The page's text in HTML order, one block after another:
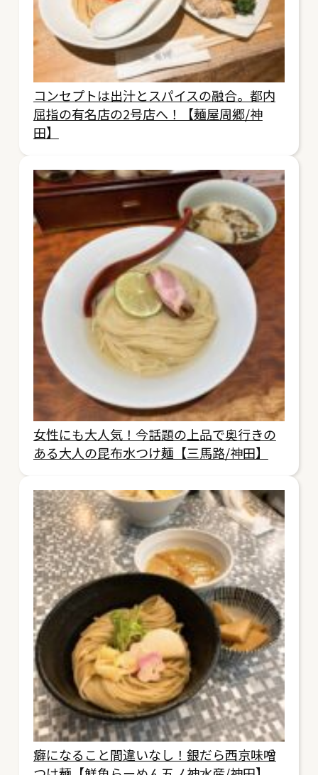
コンセプトは出汁とスパイスの融合。都内
屈指の有名店の2号店へ！【麺屋周郷/神
田】
女性にも大人気！今話題の上品で奥行きの
ある大人の昆布水つけ麺【三馬路/神田】
癖になること間違いなし！銀だら西京味噌